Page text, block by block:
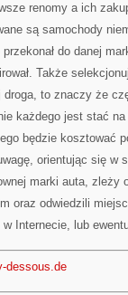
renomy a ich
są samochody
do danej
Także
droga, to znaczy że
każdego jest stać
będzie kosztować
orientując się w
marki auta, zleży
oraz odwiedzili
Internecie, lub
dessous.de